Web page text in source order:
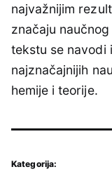
najvažnijim
značaju
tekstu se navodi
najznačajnijih
hemije i teorije.
Kategorija: